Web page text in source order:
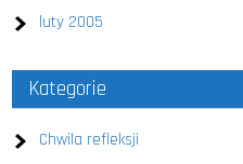
luty 2005
Kategorie
Chwila refleksji